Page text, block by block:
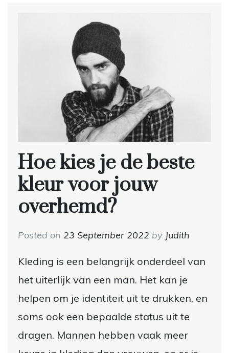
Hoe kies je de beste
kleur voor jouw
overhemd?
Posted on 23 September 2022 by Judith
Kleding is een belangrijk onderdeel van
het uiterlijk van een man. Het kan je
helpen om je identiteit uit te drukken, en
soms ook een bepaalde status uit te
dragen. Mannen hebben vaak meer